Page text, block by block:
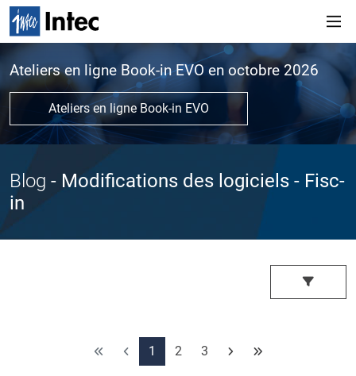
Ateliers en ligne Book-in EVO en octobre 2026
Ateliers en ligne Book-in EVO
Blog - Modifications des logiciels - Fisc-
in
1 2 3